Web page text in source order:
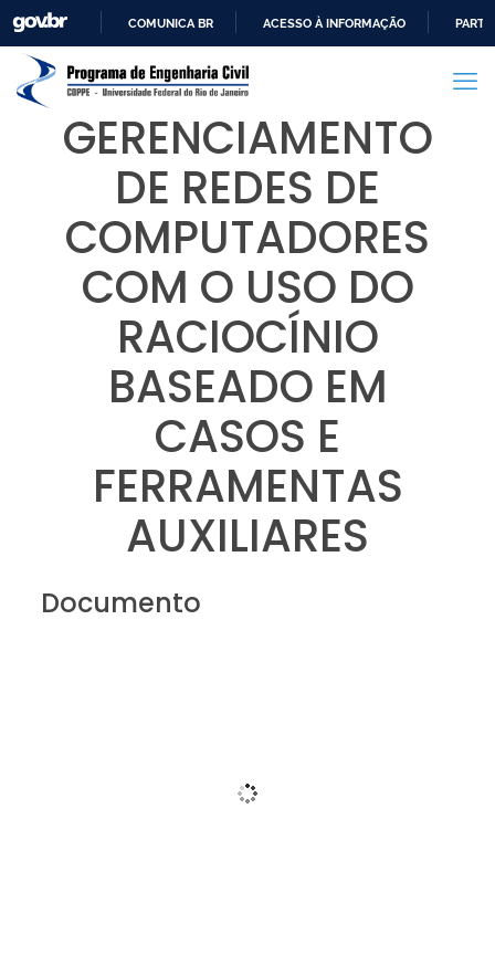
PARA
CONTEÚDO
COMUNICA BR ACESSO À INFORMAÇÃO
GERENCIAMENTO
DE REDES DE
COMPUTADORES
COM O USO DO
RACIOCÍNIO
BASEADO EM
CASOS E
FERRAMENTAS
AUXILIARES
Documento